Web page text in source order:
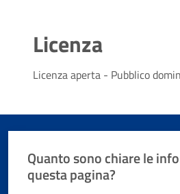
Licenza
Licenza aperta - Pubblico
Quanto sono chiare le
questa pagina?